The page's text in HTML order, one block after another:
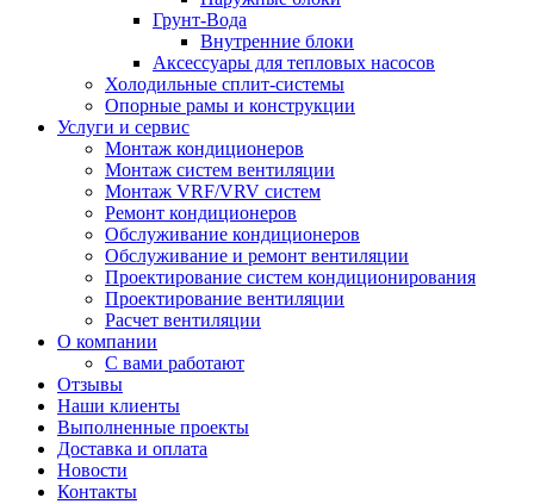
Грунт-Вода
Внутренние блоки
Аксессуары для тепловых насосов
Холодильные сплит-системы
Опорные рамы и конструкции
Услуги и сервис
Монтаж кондиционеров
Монтаж систем вентиляции
Монтаж VRF/VRV систем
Ремонт кондиционеров
Обслуживание кондиционеров
Обслуживание и ремонт вентиляции
Проектирование систем кондиционирования
Проектирование вентиляции
Расчет вентиляции
О компании
С вами работают
Отзывы
Наши клиенты
Выполненные проекты
Доставка и оплата
Новости
Контакты